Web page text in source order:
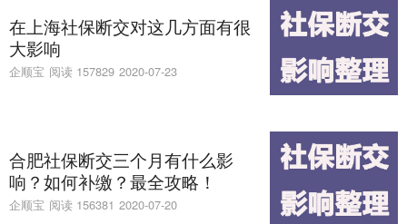
在上海社保断交对这几方面有很
大影响
企顺宝 阅读 157829 2020-07-23
合肥社保断交三个月有什么影
响？如何补缴？最全攻略！
企顺宝 阅读 156381 2020-07-20